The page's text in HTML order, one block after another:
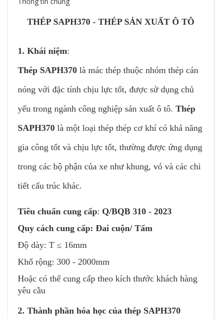
THÉP SAPH370 - THÉP SẢN XUẤT Ô TÔ
1. Khái niệm:
Thép SAPH370 là mác thép thuộc nhóm thép cán
nóng với đặc tính chịu lực tốt, được sử dụng chủ
yếu trong ngành công nghiệp sản xuất ô tô. Thép
SAPH370 là một loại thép thép cơ khí có khả năng
gia công tốt và chịu lực tốt, thường được ứng dụng
trong các bộ phận của xe như khung, vỏ và các chi
tiết cấu trúc khác.
Tiêu chuẩn cung cấp: Q/BQB 310 - 2023
Quy cách cung cấp: Đai cuộn/ Tấm
Độ dày: T ≤ 16mm
Khổ rộng: 300 - 2000mm
Hoặc có thể cung cấp theo kích thước khách hàng
yêu cầu
2. Thành phần hóa học của thép SAPH370